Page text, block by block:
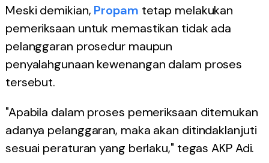
Meski demikian, Propam tetap melakukan
pemeriksaan untuk memastikan tidak ada
pelanggaran prosedur maupun
penyalahgunaan kewenangan dalam proses
tersebut.
"Apabila dalam proses pemeriksaan ditemukan
adanya pelanggaran, maka akan ditindaklanjuti
sesuai peraturan yang berlaku," tegas AKP Adi.